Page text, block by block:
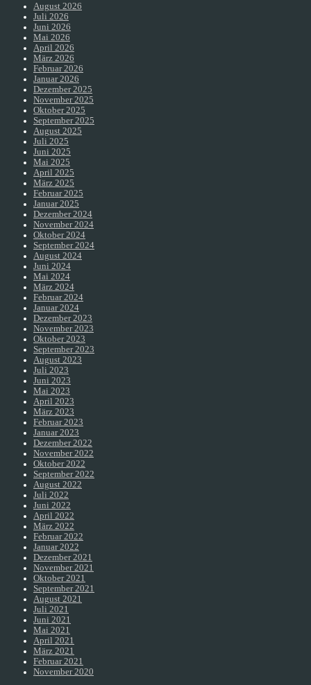
August 2026
Juli 2026
Juni 2026
Mai 2026
April 2026
März 2026
Februar 2026
Januar 2026
Dezember 2025
November 2025
Oktober 2025
September 2025
August 2025
Juli 2025
Juni 2025
Mai 2025
April 2025
März 2025
Februar 2025
Januar 2025
Dezember 2024
November 2024
Oktober 2024
September 2024
August 2024
Juni 2024
Mai 2024
März 2024
Februar 2024
Januar 2024
Dezember 2023
November 2023
Oktober 2023
September 2023
August 2023
Juli 2023
Juni 2023
Mai 2023
April 2023
März 2023
Februar 2023
Januar 2023
Dezember 2022
November 2022
Oktober 2022
September 2022
August 2022
Juli 2022
Juni 2022
April 2022
März 2022
Februar 2022
Januar 2022
Dezember 2021
November 2021
Oktober 2021
September 2021
August 2021
Juli 2021
Juni 2021
Mai 2021
April 2021
März 2021
Februar 2021
November 2020